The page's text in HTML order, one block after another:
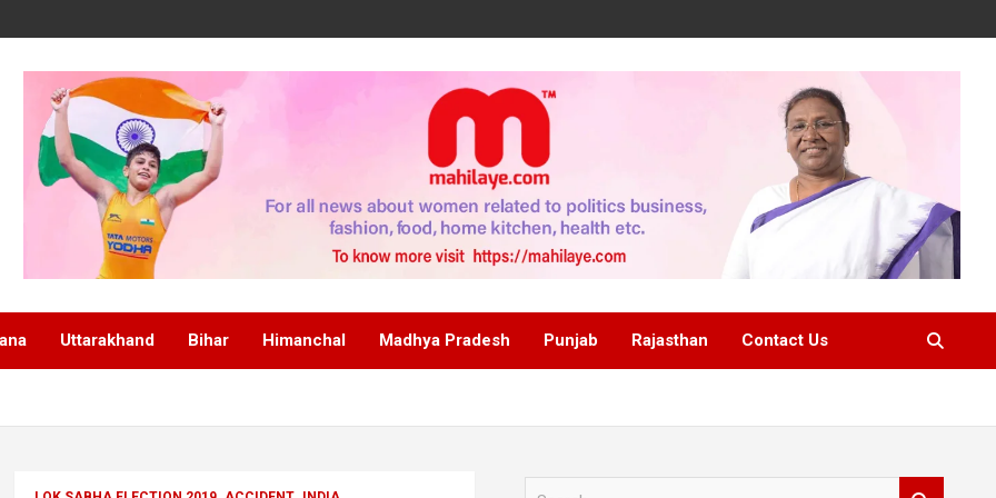
Uttarakhand Bihar Himanchal Madhya Pradesh Punjab Rajasthan Contact Us